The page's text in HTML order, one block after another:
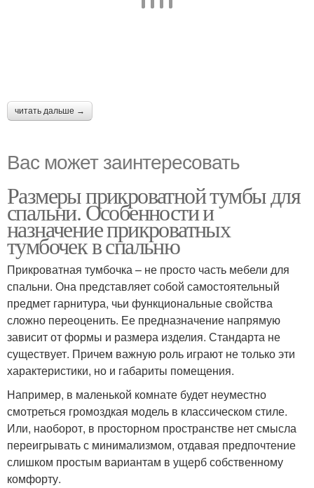
читать дальше →
Вас может заинтересовать
Размеры прикроватной тумбы для
спальни. Особенности и
назначение прикроватных
тумбочек в спальню
Прикроватная тумбочка – не просто часть мебели для
спальни. Она представляет собой самостоятельный
предмет гарнитура, чьи функциональные свойства
сложно переоценить. Ее предназначение напрямую
зависит от формы и размера изделия. Стандарта не
существует. Причем важную роль играют не только эти
характеристики, но и габариты помещения.
Например, в маленькой комнате будет неуместно
смотреться громоздкая модель в классическом стиле.
Или, наоборот, в просторном пространстве нет смысла
переигрывать с минимализмом, отдавая предпочтение
слишком простым вариантам в ущерб собственному
комфорту.